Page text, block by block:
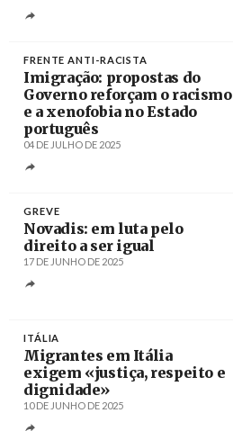
FRENTE ANTI-RACISTA
Imigração: propostas do
Governo reforçam o racismo
e a xenofobia no Estado
português
04 DE JULHO DE 2025
GREVE
Novadis: em luta pelo
direito a ser igual
17 DE JUNHO DE 2025
ITÁLIA
Migrantes em Itália
exigem «justiça, respeito e
dignidade»
10 DE JUNHO DE 2025